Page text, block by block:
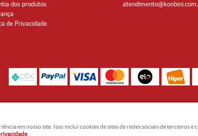
dos produtos
de Privacidade
em nosso site. Isso inclui cookies de sites de redes sociais de terceiros e
.